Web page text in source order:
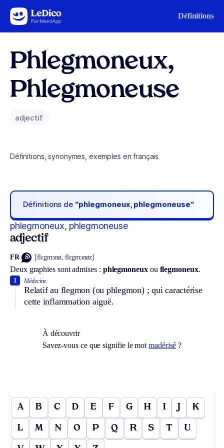
Aller au contenu Définitions
Phlegmoneux,
Phlegmoneuse
adjectif
Définitions, synonymes, exemples en français
Définitions de “phlegmoneux, phlegmoneuse“
phlegmoneux, phlegmoneuse
adjectif
FR [flɛgmɔnø, flɛgmɔnøz]
Deux graphies sont admises : phlegmoneuxou flegmoneux.
Médecine.
Relatif au flegmon (ou phlegmon) ; qui caractérise
cette inflammation aiguë.
1
À découvrir
Savez-vous ce que signifie le motmadérisé ?
A B C D E F G H I J K
L M N O P Q R S T U